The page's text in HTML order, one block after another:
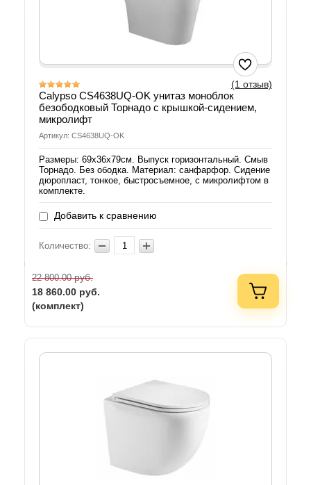
(1 отзыв)
Calypso CS4638UQ-OK унитаз моноблок
безободковый Торнадо с крышкой-сидением,
микролифт
Артикул: CS4638UQ-OK
Размеры: 69х36х79см. Выпуск горизонтальный. Смыв
Торнадо. Без ободка. Материал: санфарфор. Сидение
дюропласт, тонкое, быстросъемное, с микролифтом в
комплекте.
Добавить к сравнению
Количество:
22 800.00руб.
18 860.00 руб.
(комплект)